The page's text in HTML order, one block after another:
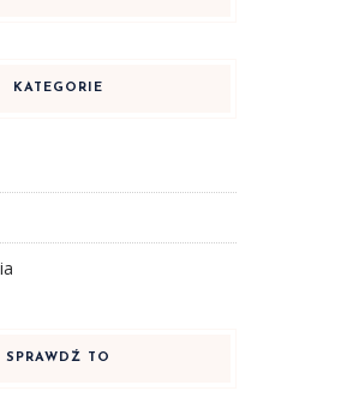
KATEGORIE
SPRAWDŹ TO